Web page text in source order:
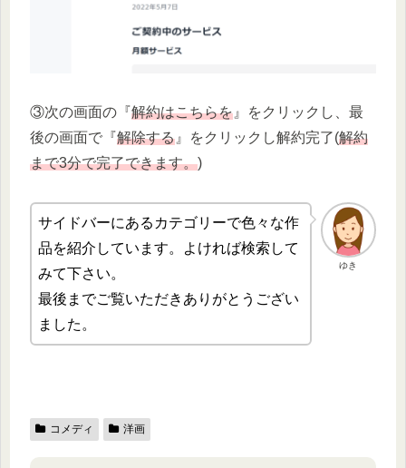
③次の画面の『解約はこちらを 』をクリックし、最
後の画面で『解除する 』をクリックし解約完了(解約
まで3分で完了できます。)
ゆき
サイドバーにあるカテゴリーで色々な作
品を紹介しています。よければ検索して
みて下さい。
最後までご覧いただきありがとうござい
ました。
コメディ 洋画